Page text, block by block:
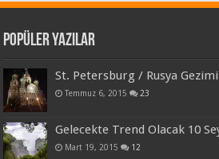
Popüler Yazılar
St. Petersburg / Rusya
Temmuz 6, 2015 23
Gelecekte Trend Olacak 10
Mart 19, 2015 12